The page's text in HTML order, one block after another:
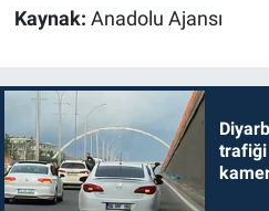
Kaynak: Anadolu Ajansı
trafiği